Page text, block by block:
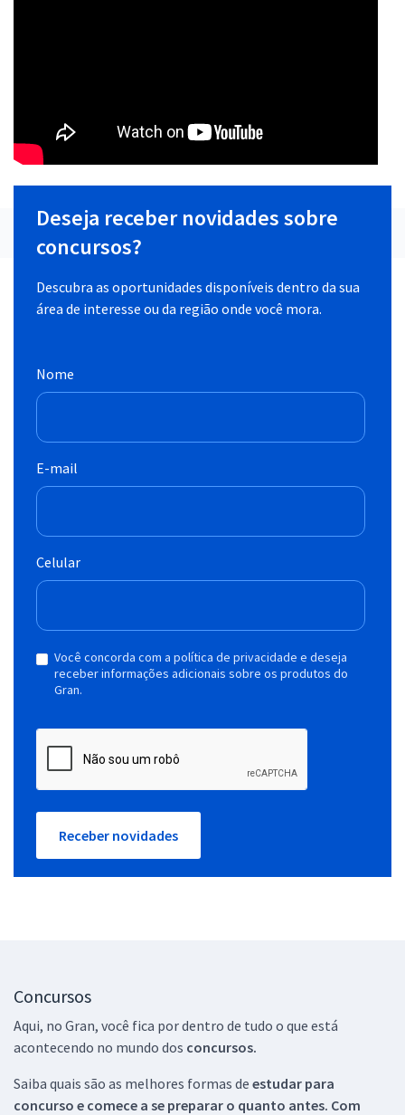
Deseja receber novidades sobre
concursos?
Descubra as oportunidades disponíveis dentro da sua
área de interesse ou da região onde você mora.
Nome
E-mail
Celular
Você concorda com a política de privacidade e deseja
receber informações adicionais sobre os produtos do
Gran.
Receber novidades
Concursos
Aqui, no Gran, você fica por dentro de tudo o que está
acontecendo no mundo dos concursos.
Saiba quais são as melhores formas de estudar para
concurso e comece a se preparar o quanto antes. Com